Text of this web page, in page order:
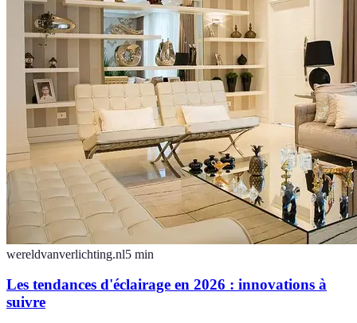
wereldvanverlichting.nl5 min
Les tendances d'éclairage en 2026 : innovations à
suivre